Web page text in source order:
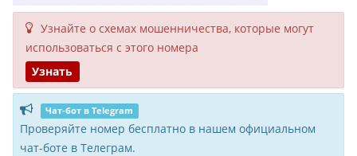
Узнайте о схемах мошенни­чества, кото­рые могут
исполь­зоваться с этого номера
Узнать
Чат-бот в Telegram
Проверяйте номер бесплатно в нашем официальном
чат-боте в Телеграм.